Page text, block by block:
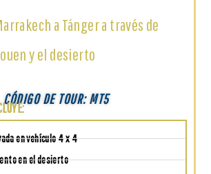
a Tánger a través de
y el desierto
CÓDIGO DE TOUR: MT5
en vehículo 4 x 4
en el desierto